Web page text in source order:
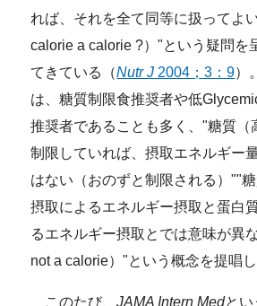
れば、それを全て同等に扱ってよ
calorie a calorie ?）"という疑問を
てきている（Nutr J 2004；3：9）
は、糖質制限食推奨者や低
推奨者であることも多く、"糖質（
制限していれば、摂取エネルギー
はない（おのずと制限される）""糖
摂取によるエネルギー摂取と蛋白
るエネルギー摂取とでは意味が異
not a calorie）"という概念を提唱し
このたび、JAMA Intern Medとい